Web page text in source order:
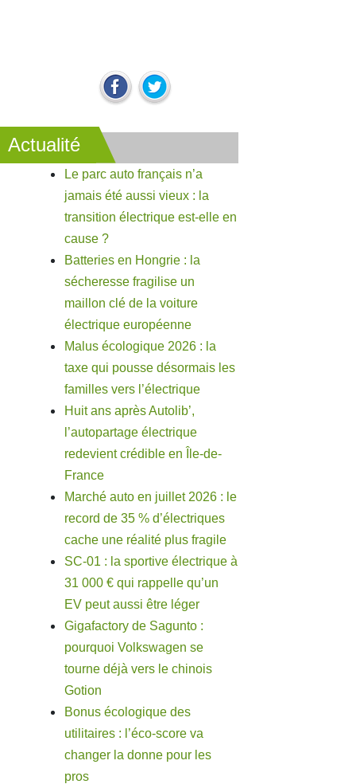
Actualité
Le parc auto français n’a
jamais été aussi vieux : la
transition électrique est-elle en
cause ?
Batteries en Hongrie : la
sécheresse fragilise un
maillon clé de la voiture
électrique européenne
Malus écologique 2026 : la
taxe qui pousse désormais les
familles vers l’électrique
Huit ans après Autolib’,
l’autopartage électrique
redevient crédible en Île-de-
France
Marché auto en juillet 2026 : le
record de 35 % d’électriques
cache une réalité plus fragile
SC-01 : la sportive électrique à
31 000 € qui rappelle qu’un
EV peut aussi être léger
Gigafactory de Sagunto :
pourquoi Volkswagen se
tourne déjà vers le chinois
Gotion
Bonus écologique des
utilitaires : l’éco-score va
changer la donne pour les
pros